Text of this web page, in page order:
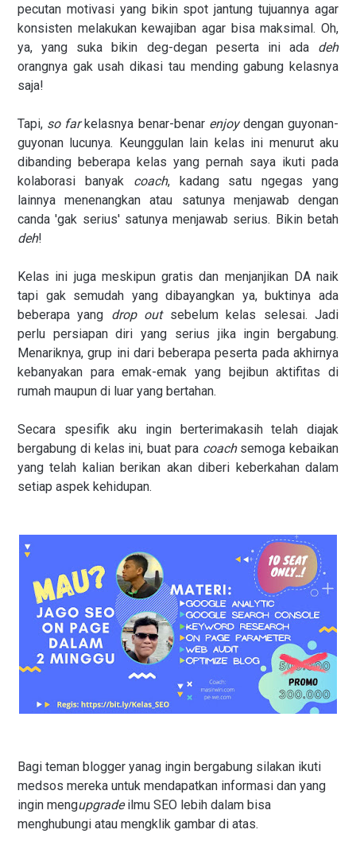
pecutan motivasi yang bikin spot jantung tujuannya agar
konsisten melakukan kewajiban agar bisa maksimal. Oh,
ya, yang suka bikin deg-degan peserta ini ada deh
orangnya gak usah dikasi tau mending gabung kelasnya
saja!
Tapi, so farkelasnya benar-benar enjoydengan guyonan-
guyonan lucunya. Keunggulan lain kelas ini menurut aku
dibanding beberapa kelas yang pernah saya ikuti pada
kolaborasi banyak coach, kadang satu ngegas yang
lainnya menenangkan atau satunya menjawab dengan
canda 'gak serius' satunya menjawab serius. Bikin betah
deh!
Kelas ini juga meskipun gratis dan menjanjikan DA naik
tapi gak semudah yang dibayangkan ya, buktinya ada
beberapa yang drop outsebelum kelas selesai. Jadi
perlu persiapan diri yang serius jika ingin bergabung.
Menariknya, grup ini dari beberapa peserta pada akhirnya
kebanyakan para emak-emak yang bejibun aktifitas di
rumah maupun di luar yang bertahan.
Secara spesifik aku ingin berterimakasih telah diajak
bergabung di kelas ini, buat para coachsemoga kebaikan
yang telah kalian berikan akan diberi keberkahan dalam
setiap aspek kehidupan.
Bagi teman blogger yanag ingin bergabung silakan ikuti
medsos mereka untuk mendapatkan informasi dan yang
ingin mengupgradeilmu SEO lebih dalam bisa
menghubungi atau mengklik gambar di atas.